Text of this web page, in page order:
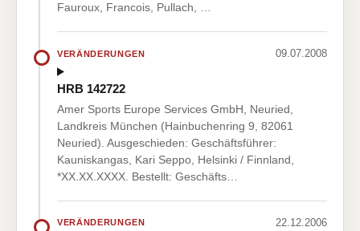
Fauroux, Francois, Pullach, …
VERÄNDERUNGEN 09.07.2008
HRB 142722
Amer Sports Europe Services GmbH, Neuried,
Landkreis München (Hainbuchenring 9, 82061
Neuried). Ausgeschieden: Geschäftsführer:
Kauniskangas, Kari Seppo, Helsinki / Finnland,
*XX.XX.XXXX. Bestellt: Geschäfts…
VERÄNDERUNGEN 22.12.2006